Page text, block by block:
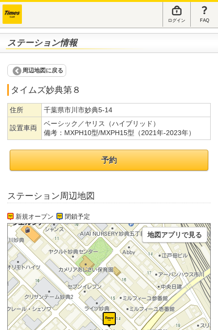
ログイン FAQ
ステーション情報
周辺地図に戻る
タイムズ妙典第８
住所 千葉県市川市妙典5-14
設置車両
ベーシック／ヤリス（ハイブリッド）
備考： MXPH10型/MXPH15型（2021年-2023年）
予約
ステーション周辺地図
新規オープン 閉鎖予定
地図アプリで見る